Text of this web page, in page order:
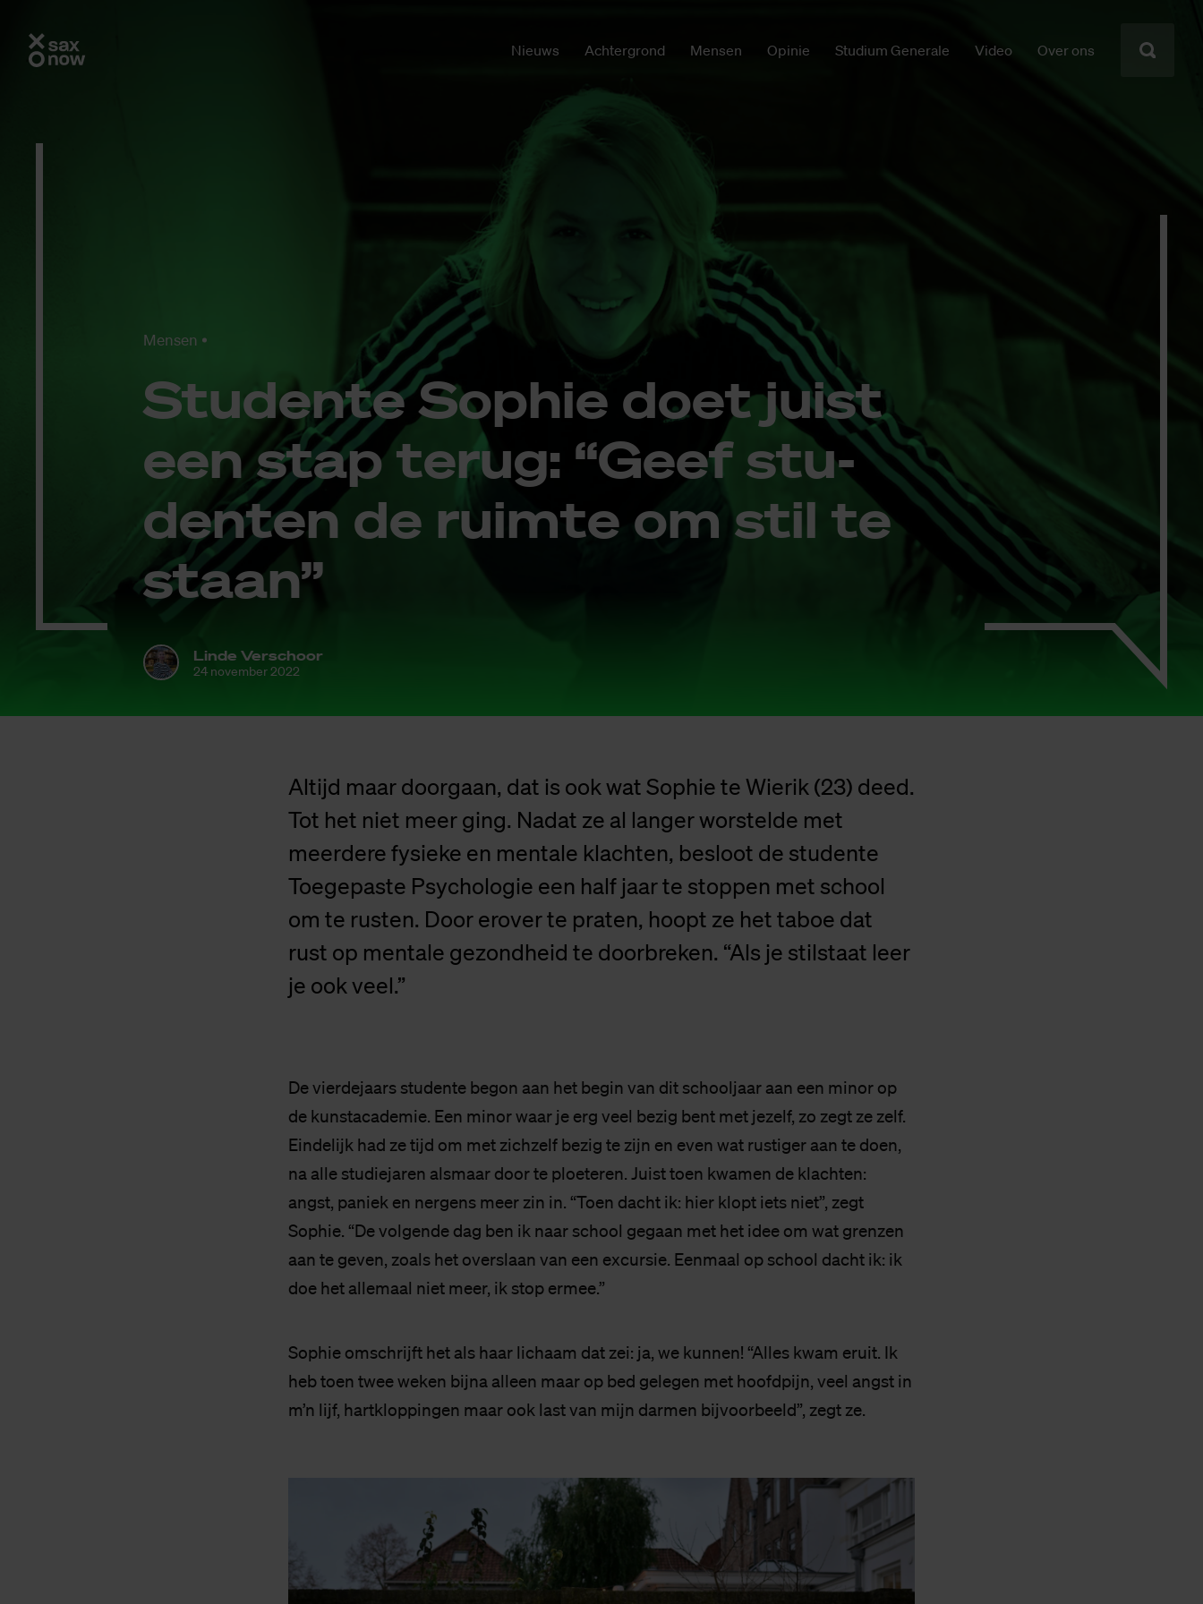
Nieuws Achtergrond Mensen Opinie Studium Generale Video Over ons
Mensen
Stu­den­te So­p­hie doet juist
een stap te­rug: “Geef stu­
den­ten de ruim­te om stil te
staan”
Linde Verschoor
24 november 2022
Altijd maar doorgaan, dat is ook wat Sophie te Wierik (23) deed.
Tot het niet meer ging. Nadat ze al langer worstelde met
meerdere fysieke en mentale klachten, besloot de studente
Toegepaste Psychologie een half jaar te stoppen met school
om te rusten. Door erover te praten, hoopt ze het taboe dat
rust op mentale gezondheid te doorbreken. “Als je stilstaat leer
je ook veel.”
De vierdejaars studente begon aan het begin van dit schooljaar aan een minor op
de kunstacademie. Een minor waar je erg veel bezig bent met jezelf, zo zegt ze zelf.
Eindelijk had ze tijd om met zichzelf bezig te zijn en even wat rustiger aan te doen,
na alle studiejaren alsmaar door te ploeteren. Juist toen kwamen de klachten:
angst, paniek en nergens meer zin in. “Toen dacht ik: hier klopt iets niet”, zegt
Sophie. “De volgende dag ben ik naar school gegaan met het idee om wat grenzen
aan te geven, zoals het overslaan van een excursie. Eenmaal op school dacht ik: ik
doe het allemaal niet meer, ik stop ermee.”
Sophie omschrijft het als haar lichaam dat zei: ja, we kunnen! “Alles kwam eruit. Ik
heb toen twee weken bijna alleen maar op bed gelegen met hoofdpijn, veel angst in
m’n lijf, hartkloppingen maar ook last van mijn darmen bijvoorbeeld”, zegt ze.